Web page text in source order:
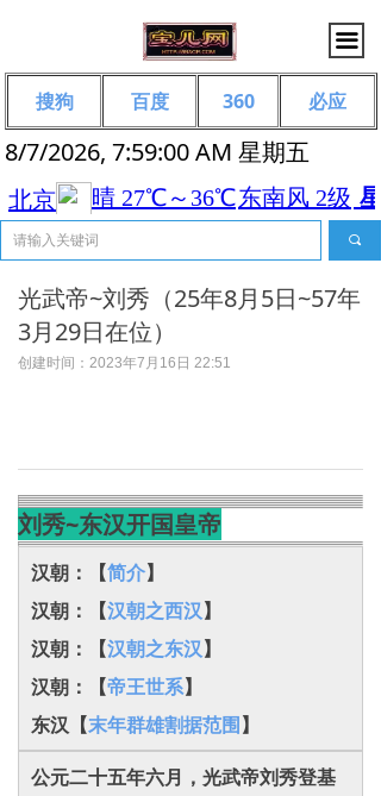
끀
8/7/2026, 7:59:01 AM 星期五
끠
搜狗 百度 360 必应
光武帝~刘秀（25年8月5日~57年
3月29日在位）
创建时间： 2023年7月16日 22:51
刘秀~东汉开国皇帝
汉朝：【简介】
汉朝：【汉朝之西汉】
汉朝：【汉朝之东汉】
汉朝：【帝王世系】
东汉【末年群雄割据范围】
公元二十五年六月，光武帝刘秀登基